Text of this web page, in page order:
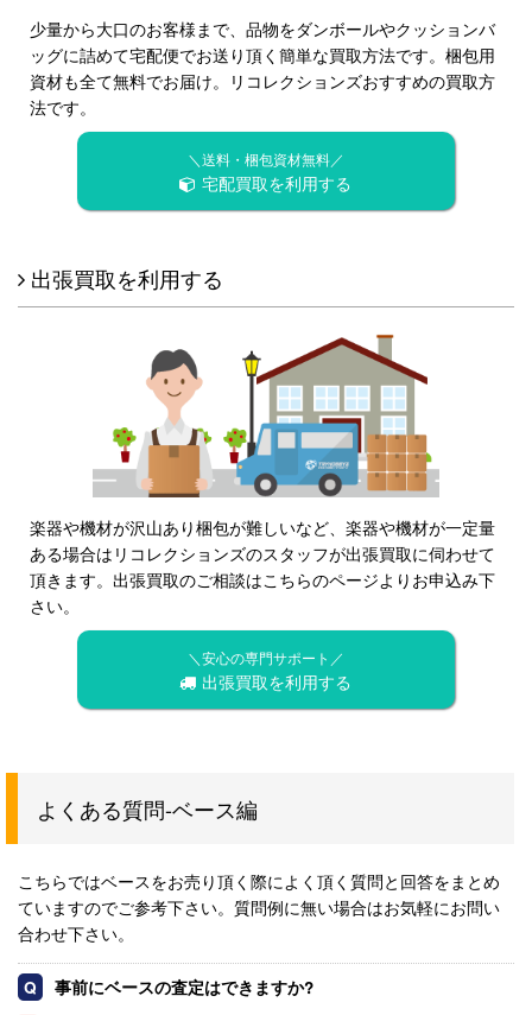
少量から大口のお客様まで、品物をダンボールやクッションバ
ッグに詰めて宅配便でお送り頂く簡単な買取方法です。梱包用
資材も全て無料でお届け。リコレクションズおすすめの買取方
法です。
＼送料・梱包資材無料／
宅配買取を利用する
出張買取を利用する
楽器や機材が沢山あり梱包が難しいなど、楽器や機材が一定量
ある場合はリコレクションズのスタッフが出張買取に伺わせて
頂きます。出張買取のご相談はこちらのページよりお申込み下
さい。
＼安心の専門サポート／
出張買取を利用する
よくある質問-ベース編
こちらではベースをお売り頂く際によく頂く質問と回答をまとめ
ていますのでご参考下さい。質問例に無い場合はお気軽にお問い
合わせ下さい。
事前にベースの査定はできますか?